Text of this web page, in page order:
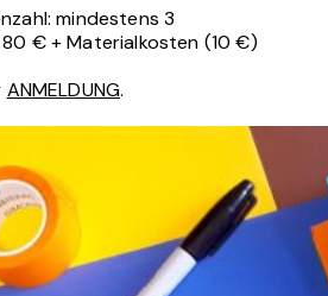
mindestens 3
80 € + Materialkosten (10 €)
ANMELDUNG.